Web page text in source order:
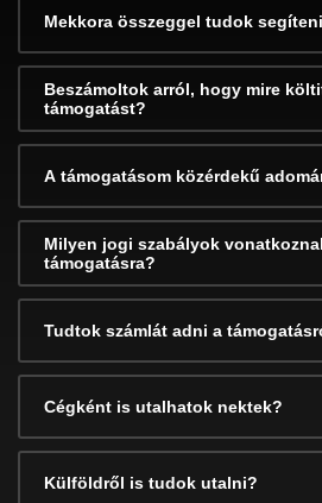
Mekkora összeggel tudok
Beszámoltok arról, hogy mire
támogatást?
A támogatásom közérdekű
Milyen jogi szabályok
támogatásra?
Tudtok számlát adni a
Cégként is utalhatok nektek?
Külföldről is tudok utalni?